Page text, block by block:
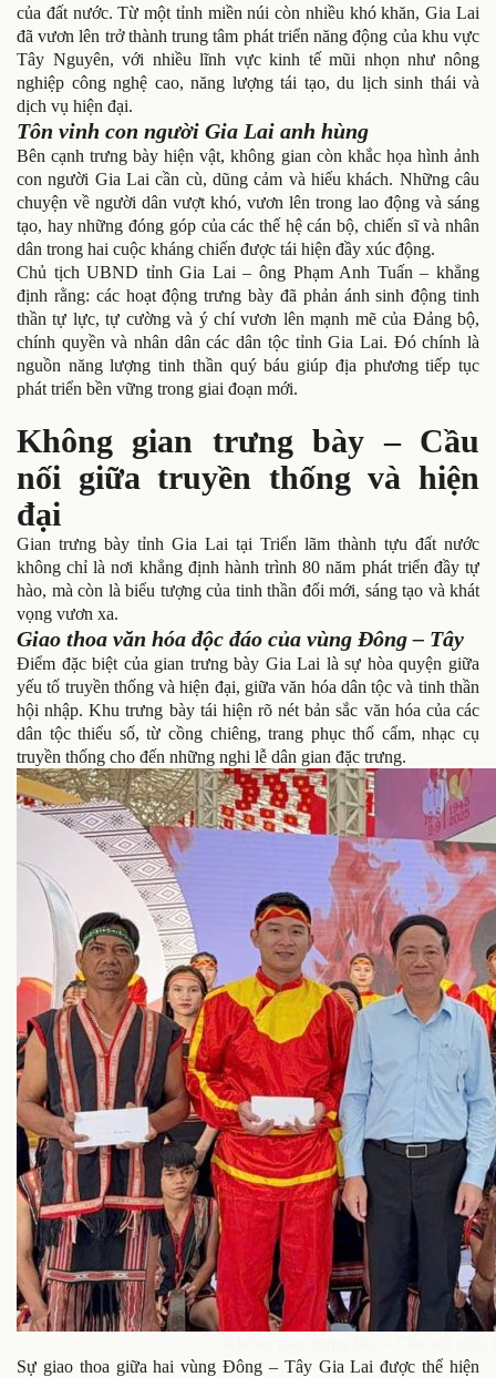
của đất nước. Từ một tỉnh miền núi còn nhiều khó khăn, Gia Lai
đã vươn lên trở thành trung tâm phát triển năng động của khu vực
Tây Nguyên, với nhiều lĩnh vực kinh tế mũi nhọn như nông
nghiệp công nghệ cao, năng lượng tái tạo, du lịch sinh thái và
dịch vụ hiện đại.
Tôn vinh con người Gia Lai anh hùng
Bên cạnh trưng bày hiện vật, không gian còn khắc họa hình ảnh
con người Gia Lai cần cù, dũng cảm và hiếu khách. Những câu
chuyện về người dân vượt khó, vươn lên trong lao động và sáng
tạo, hay những đóng góp của các thế hệ cán bộ, chiến sĩ và nhân
dân trong hai cuộc kháng chiến được tái hiện đầy xúc động.
Chủ tịch UBND tỉnh Gia Lai – ông Phạm Anh Tuấn – khẳng
định rằng: các hoạt động trưng bày đã phản ánh sinh động tinh
thần tự lực, tự cường và ý chí vươn lên mạnh mẽ của Đảng bộ,
chính quyền và nhân dân các dân tộc tỉnh Gia Lai. Đó chính là
nguồn năng lượng tinh thần quý báu giúp địa phương tiếp tục
phát triển bền vững trong giai đoạn mới.
Không gian trưng bày – Cầu
nối giữa truyền thống và hiện
đại
Gian trưng bày tỉnh Gia Lai tại Triển lãm thành tựu đất nước
không chỉ là nơi khẳng định hành trình 80 năm phát triển đầy tự
hào, mà còn là biểu tượng của tinh thần đổi mới, sáng tạo và khát
vọng vươn xa.
Giao thoa văn hóa độc đáo của vùng Đông – Tây
Điểm đặc biệt của gian trưng bày Gia Lai là sự hòa quyện giữa
yếu tố truyền thống và hiện đại, giữa văn hóa dân tộc và tinh thần
hội nhập. Khu trưng bày tái hiện rõ nét bản sắc văn hóa của các
dân tộc thiểu số, từ cồng chiêng, trang phục thổ cẩm, nhạc cụ
truyền thống cho đến những nghi lễ dân gian đặc trưng.
Sự giao thoa giữa hai vùng Đông – Tây Gia Lai được thể hiện